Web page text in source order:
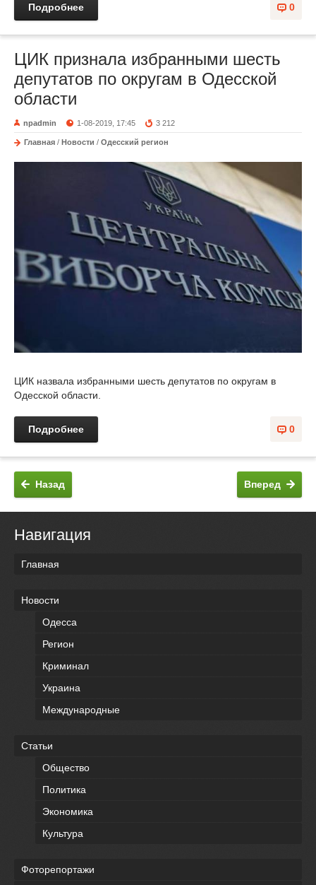
0
Подробнее
ЦИК признала избранными шесть
депутатов по округам в Одесской
области
npadmin 1-08-2019, 17:45 3 212
Главная / Новости / Одесский регион
ЦИК назвала избранными шесть депутатов по округам в
Одесской области.
0
Подробнее
Вперед
Назад
Навигация
Главная
Новости
Одесса
Регион
Криминал
Украина
Международные
Статьи
Общество
Политика
Экономика
Культура
Фоторепортажи